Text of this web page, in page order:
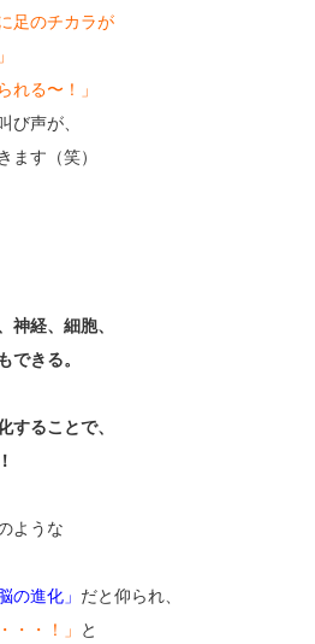
足のチカラが
れる〜！」
び声が、
ます（笑）
経、細胞、
きる。
することで、
ような
の進化」 だと仰られ、
・・！」
と